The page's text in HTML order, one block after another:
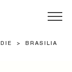
>
BRASILIA